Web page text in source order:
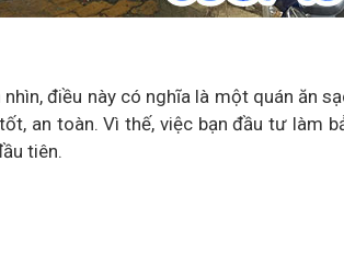
điều này có nghĩa là một quán ăn
an toàn. Vì thế, việc bạn đầu tư làm
tiên.